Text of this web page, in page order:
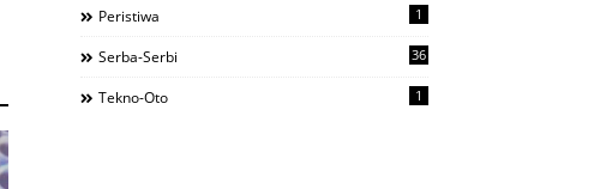
Peristiwa 1
Serba-Serbi 36
Tekno-Oto 1